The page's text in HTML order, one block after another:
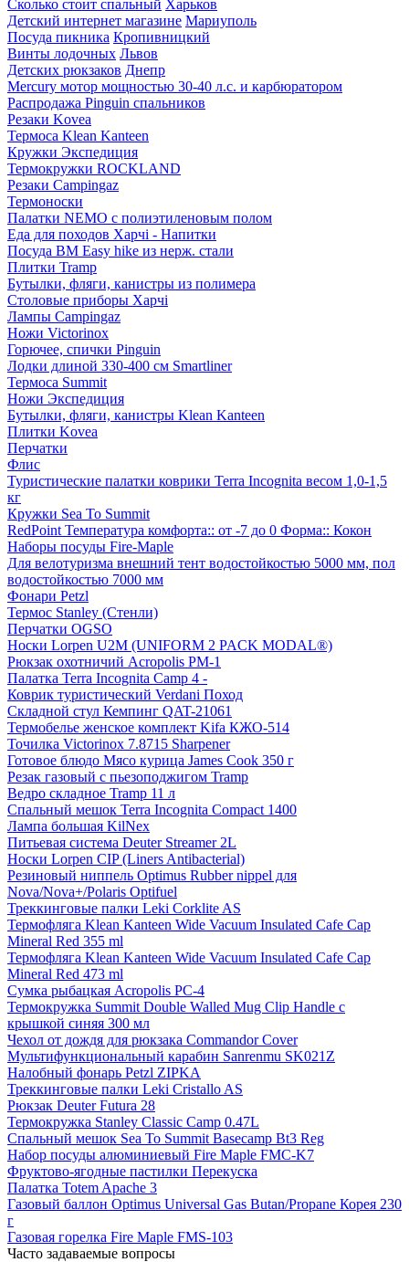
Сколько стоит спальный Харьков
Детский интернет магазине Мариуполь
Посуда пикника Кропивницкий
Винты лодочных Львов
Детских рюкзаков Днепр
Mercury мотор мощностью 30-40 л.с. и карбюратором
Распродажа Pinguin спальников
Резаки Kovea
Термоса Klean Kanteen
Кружки Экспедиция
Термокружки ROCKLAND
Резаки Campingaz
Термоноски
Палатки NEMO с полиэтиленовым полом
Еда для походов Харчі - Напитки
Посуда BM Easy hike из нерж. стали
Плитки Tramp
Бутылки, фляги, канистры из полимера
Столовые приборы Харчі
Лампы Campingaz
Ножи Victorinox
Горючее, спички Pinguin
Лодки длиной 330-400 см Smartliner
Термоса Summit
Ножи Экспедиция
Бутылки, фляги, канистры Klean Kanteen
Плитки Kovea
Перчатки
Флис
Туристические палатки коврики Terra Incognita весом 1,0-1,5
кг
Кружки Sea To Summit
RedPoint Температура комфорта:: от -7 до 0 Форма:: Кокон
Наборы посуды Fire-Maple
Для велотуризма внешний тент водостойкостью 5000 мм, пол
водостойкостью 7000 мм
Фонари Petzl
Термос Stanley (Стенли)
Перчатки OGSO
Носки Lorpen U2M (UNIFORM 2 PACK MODAL®)
Рюкзак охотничий Acropolis РМ-1
Палатка Terra Incognita Camp 4 -
Коврик туристический Verdani Поход
Складной стул Кемпинг QAT-21061
Термобелье женское комплект Kifa КЖО-514
Точилка Victorinox 7.8715 Sharpener
Готовое блюдо Мясо курица James Cook 350 г
Резак газовый с пьезоподжигом Tramp
Ведро складное Tramp 11 л
Спальный мешок Terra Incognita Compact 1400
Лампа большая KilNex
Питьевая система Deuter Streamer 2L
Носки Lorpen CIP (Liners Antibacterial)
Резиновый ниппель Optimus Rubber nippel для
Nova/Nova+/Polaris Optifuel
Треккинговые палки Leki Corklite AS
Термофляга Klean Kanteen Wide Vacuum Insulated Cafe Cap
Mineral Red 355 ml
Термофляга Klean Kanteen Wide Vacuum Insulated Cafe Cap
Mineral Red 473 ml
Сумка рыбацкая Acropolis РС-4
Термокружка Summit Double Walled Mug Clip Handle с
крышкой синяя 300 мл
Чехол от дождя для рюкзака Commandor Cover
Мультифункциональный карабин Sanrenmu SK021Z
Налобный фонарь Petzl ZIPKA
Треккинговые палки Leki Cristallo AS
Рюкзак Deuter Futura 28
Термокружка Stanley Classic Camp 0.47L
Спальный мешок Sea To Summit Basecamp Bt3 Reg
Набор посуды алюминиевый Fire Maple FMC-K7
Фруктово-ягодные пастилки Перекуска
Палатка Totem Apache 3
Газовый баллон Optimus Universal Gas Butan/Propane Корея 230
г
Газовая горелка Fire Maple FMS-103
Часто задаваемые вопросы